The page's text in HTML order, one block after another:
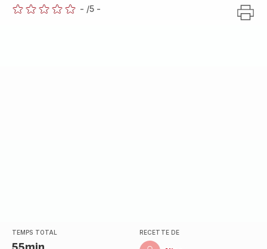
- /5 -
TEMPS TOTAL RECETTE DE